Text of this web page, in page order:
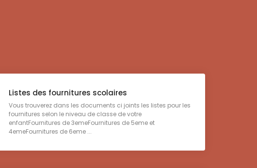
Listes des fournitures scolaires
Vous trouverez dans les documents ci joints les listes pour les
fournitures selon le niveau de classe de votre
enfantFournitures de 3emeFournitures de 5eme et
4emeFournitures de 6eme ...